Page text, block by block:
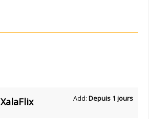
XalaFlix Add: Depuis 1 jours